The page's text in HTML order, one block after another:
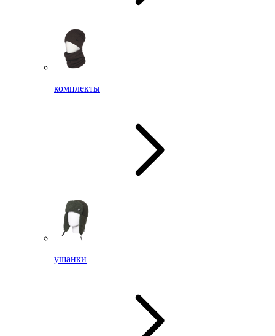
комплекты
ушанки